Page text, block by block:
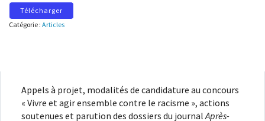
Télécharger
Catégorie : Articles
Appels à projet, modalités de candidature au concours
« Vivre et agir ensemble contre le racisme », actions
soutenues et parution des dossiers du journal Après-